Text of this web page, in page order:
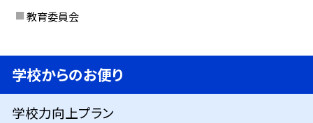
教育委員会
学校からのお便り
学校力向上プラン